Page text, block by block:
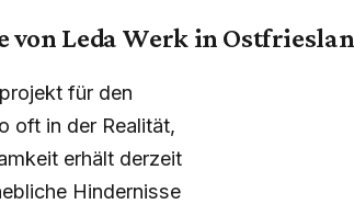
von Leda Werk in
für den
oft in der Realität,
erhält derzeit
Hindernisse